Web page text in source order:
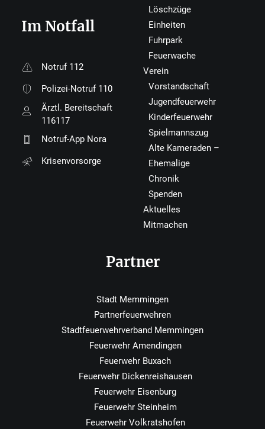
Im Notfall
Notruf 112
Polizei-Notruf 110
Ärztl. Bereitschaft
116117
Notruf-App Nora
Krisenvorsorge
Löschzüge
Einheiten
Fuhrpark
Feuerwache
Verein
Vorstandschaft
Jugendfeuerwehr
Kinderfeuerwehr
Spielmannszug
Alte Kameraden –
Ehemalige
Chronik
Spenden
Aktuelles
Mitmachen
Partner
Stadt Memmingen
Partnerfeuerwehren
Stadtfeuerwehrverband Memmingen
Feuerwehr Amendingen
Feuerwehr Buxach
Feuerwehr Dickenreishausen
Feuerwehr Eisenburg
Feuerwehr Steinheim
Feuerwehr Volkratshofen